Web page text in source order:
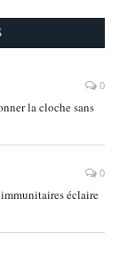
0
la cloche sans
0
éclaire